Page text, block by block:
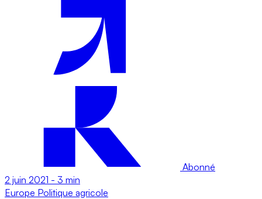
Abonné
2 juin 2021 - 3 min
Europe Politique agricole